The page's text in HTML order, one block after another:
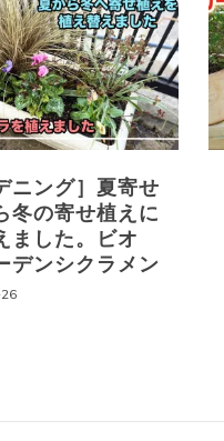
ニング］夏寄せ
冬の寄せ植えに
ました。ビオ
デンシクラメン